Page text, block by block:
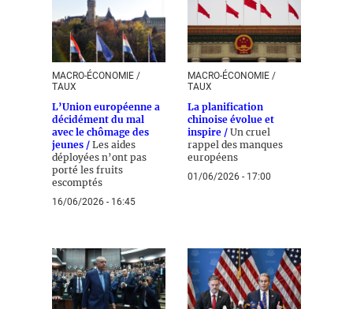
MACRO-ÉCONOMIE /
TAUX
L’Union européenne a
décidément du mal
avec le chômage des
jeunes / Les aides
déployées n’ont pas
porté les fruits
escomptés
16/06/2026 - 16:45
MACRO-ÉCONOMIE /
TAUX
La planification
chinoise évolue et
inspire / Un cruel
rappel des manques
européens
01/06/2026 - 17:00